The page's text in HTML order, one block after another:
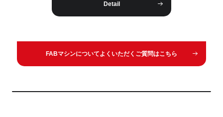
Detail
FABマシンについてよくいただくご質問はこちら